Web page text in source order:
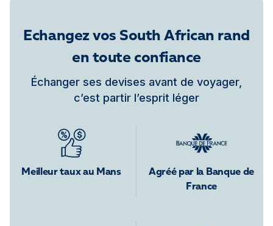
Echangez vos South African rand
en toute confiance
Échanger ses devises avant de voyager,
c’est partir l’esprit léger
Meilleur taux au Mans
Agréé par la Banque de
France